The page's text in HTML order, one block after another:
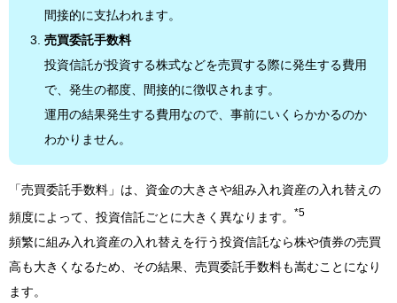
間接的に支払われます。
売買委託手数料
投資信託が投資する株式などを売買する際に発生する費用
で、発生の都度、間接的に徴収されます。
運用の結果発生する費用なので、事前にいくらかかるのか
わかりません。
「売買委託手数料」は、資金の大きさや組み入れ資産の入れ替えの
頻度によって、投資信託ごとに大きく異なります。
*5
頻繁に組み入れ資産の入れ替えを行う投資信託なら株や債券の売買
高も大きくなるため、その結果、売買委託手数料も嵩むことになり
ます。